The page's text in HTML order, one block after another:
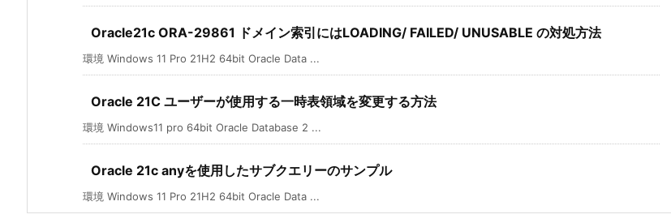
Oracle21c ORA-29861 ドメイン索引にはLOADING/ FAILED/ UNUSABLE の対処方法
環境 Windows 11 Pro 21H2 64bit Oracle Data ...
Oracle 21C ユーザーが使用する一時表領域を変更する方法
環境 Windows11 pro 64bit Oracle Database 2 ...
Oracle 21c anyを使用したサブクエリーのサンプル
環境 Windows 11 Pro 21H2 64bit Oracle Data ...